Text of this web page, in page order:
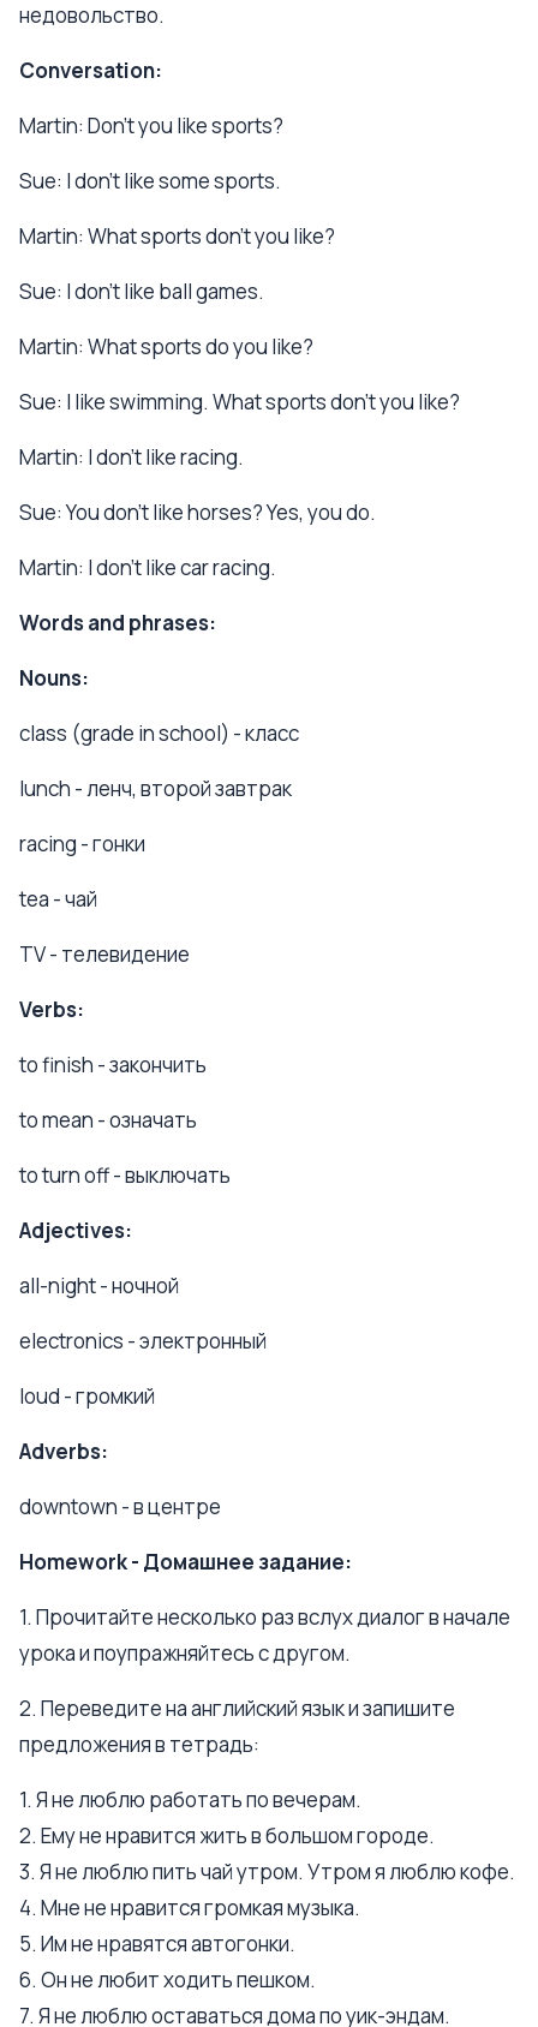
недовольство.
Conversation:
Martin: Don't you like sports?
Sue: I don't like some sports.
Martin: What sports don't you like?
Sue: I don't like ball games.
Martin: What sports do you like?
Sue: I like swimming. What sports don't you like?
Martin: I don't like racing.
Sue: You don't like horses? Yes, you do.
Martin: I don't like car racing.
Words and phrases:
Nouns:
class (grade in school) - класс
lunch - ленч, второй завтрак
racing - гонки
tea - чай
TV - телевидение
Verbs:
to finish - закончить
to mean - означать
to turn off - выключать
Adjectives:
all-night - ночной
electronics - электронный
loud - громкий
Adverbs:
downtown - в центре
Homework - Домашнее задание:
1. Прочитайте несколько раз вслух диалог в начале
урока и поупражняйтесь с другом.
2. Переведите на английский язык и запишите
предложения в тетрадь:
1. Я не люблю работать по вечерам.
2. Ему не нравится жить в большом городе.
3. Я не люблю пить чай утром. Утром я люблю кофе.
4. Мне не нравится громкая музыка.
5. Им не нравятся автогонки.
6. Он не любит ходить пешком.
7. Я не люблю оставаться дома по уик-эндам.